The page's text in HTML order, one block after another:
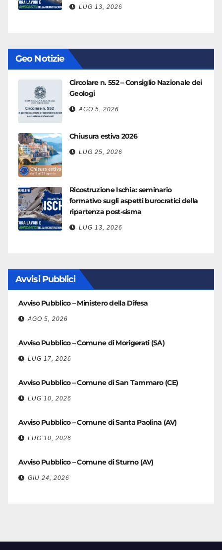
LUG 13, 2026
Geo Notizie
Circolare n. 552 – Consiglio Nazionale dei
Geologi
AGO 5, 2026
Chiusura estiva 2026
LUG 25, 2026
Ricostruzione Ischia: seminario
formativo sugli aspetti burocratici della
ripartenza post-sisma
LUG 13, 2026
Avvisi Pubblici
Avviso Pubblico – Ministero della Difesa
AGO 5, 2026
Avviso Pubblico – Comune di Morigerati (SA)
LUG 17, 2026
Avviso Pubblico – Comune di San Tammaro (CE)
LUG 10, 2026
Avviso Pubblico – Comune di Santa Paolina (AV)
LUG 10, 2026
Avviso Pubblico – Comune di Sturno (AV)
GIU 24, 2026